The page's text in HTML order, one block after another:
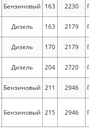
Бензиновый 163 2230
Дизель 163 2179
Дизель 170 2179
Дизель 204 2720
Бензиновый 211 2946
Бензиновый 215 2946